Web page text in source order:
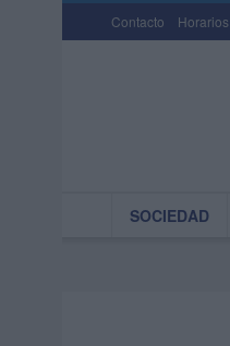
Contacto
SOCIEDAD